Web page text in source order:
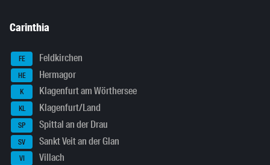
Carinthia
FE Feldkirchen
HE Hermagor
K Klagenfurt am Wörthersee
KL Klagenfurt/Land
SP Spittal an der Drau
SV Sankt Veit an der Glan
VI Villach